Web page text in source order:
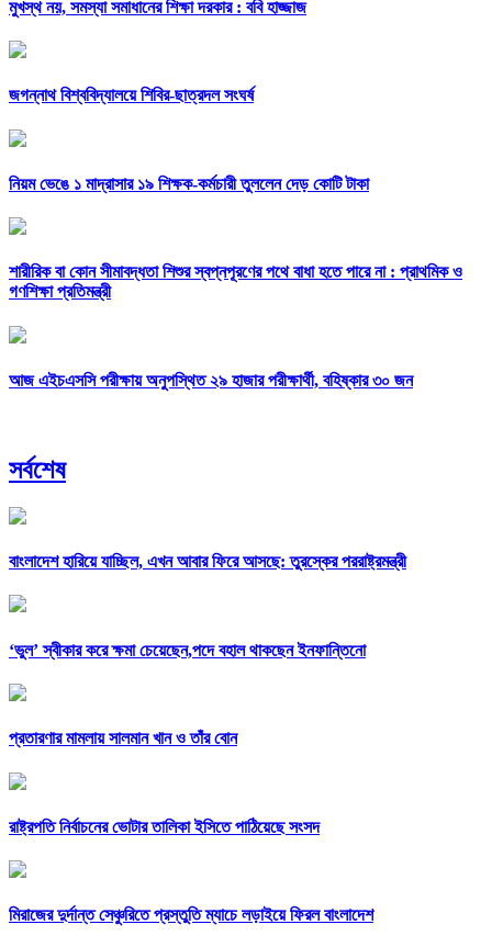
মুখস্থ নয়, সমস্যা সমাধানের শিক্ষা দরকার : ববি হাজ্জাজ
জগন্নাথ বিশ্ববিদ্যালয়ে শিবির-ছাত্রদল সংঘর্ষ
নিয়ম ভেঙে ১ মাদ্রাসার ১৯ শিক্ষক-কর্মচারী তুললেন দেড় কোটি টাকা
শারীরিক বা কোন সীমাবদ্ধতা শিশুর স্বপ্নপূরণের পথে বাধা হতে পারে না : প্রাথমিক ও
গণশিক্ষা প্রতিমন্ত্রী
আজ এইচএসসি পরীক্ষায় অনুপস্থিত ২৯ হাজার পরীক্ষার্থী, বহিষ্কার ৩০ জন
সর্বশেষ
বাংলাদেশ হারিয়ে যাচ্ছিল, এখন আবার ফিরে আসছে: তুরস্কের পররাষ্ট্রমন্ত্রী
‘ভুল’ স্বীকার করে ক্ষমা চেয়েছেন,পদে বহাল থাকছেন ইনফান্তিনো
প্রতারণার মামলায় সালমান খান ও তাঁর বোন
রাষ্ট্রপতি নির্বাচনের ভোটার তালিকা ইসিতে পাঠিয়েছে সংসদ
মিরাজের দুর্দান্ত সেঞ্চুরিতে প্রস্তুতি ম্যাচে লড়াইয়ে ফিরল বাংলাদেশ